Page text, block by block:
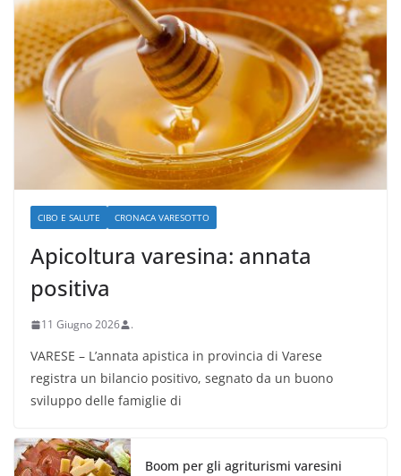
CIBO E SALUTE CRONACA VARESOTTO
Apicoltura varesina: annata
positiva
11 Giugno 2026 .
VARESE – L’annata apistica in provincia di Varese
registra un bilancio positivo, segnato da un buono
sviluppo delle famiglie di
Boom per gli agriturismi varesini